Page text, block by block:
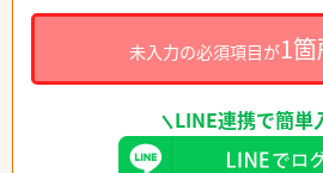
未入力の必須項目が1箇
LINE連携で簡単